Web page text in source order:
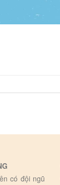
có đội ngũ